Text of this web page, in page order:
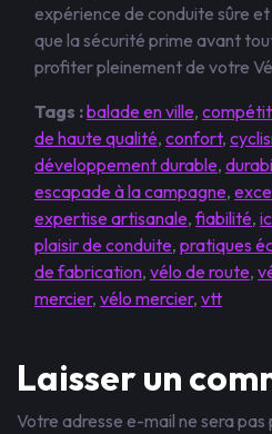
expérience de conduite sûre et
que la sécurité prime avant
profiter pleinement de votre
Tags :balade en ville,
de haute qualité, confort,
développement durable,
escapade à la campagne,
expertise artisanale,fiabilité,
plaisir de conduite, pratiques
de fabrication, vélo de route,
mercier, vélo mercier, vtt
Laisser un
Votre adresse e-mail ne sera pas